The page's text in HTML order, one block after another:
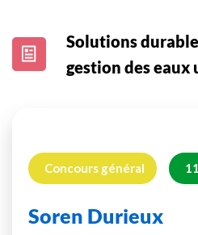
Solutions
gestion des eaux
Concours général
Soren Durieux